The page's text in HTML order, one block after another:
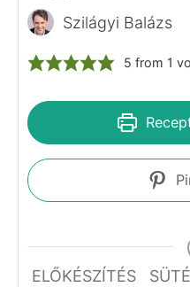
Szilágyi Balázs
5 from 1
ELŐKÉSZÍTÉS